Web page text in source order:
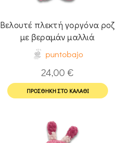
Βελουτέ πλεκτή γοργόνα ροζ
με βεραμάν μαλλιά
puntobajo
24,00€
ΠΡΟΣΘΉΚΗ ΣΤΟ ΚΑΛΆΘΙ